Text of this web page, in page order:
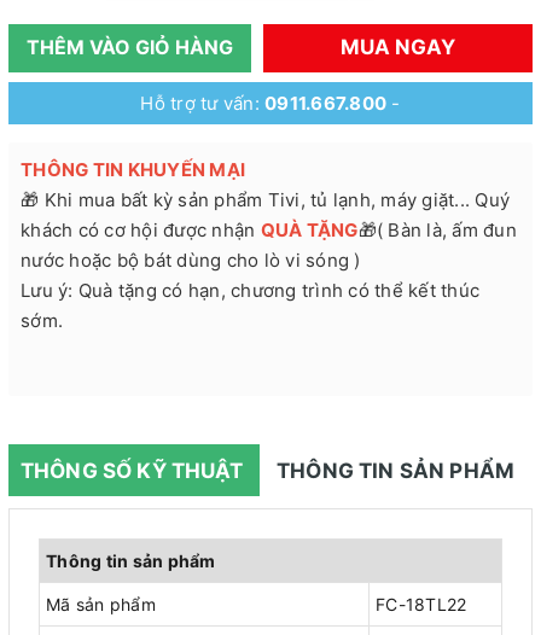
THÊM VÀO GIỎ HÀNG MUA NGAY
Hỗ trợ tư vấn:0911.667.800 -
THÔNG TIN KHUYẾN MẠI
🎁 Khi mua bất kỳ sản phẩm Tivi, tủ lạnh, máy giặt... Quý
khách có cơ hội được nhận QUÀ TẶNG🎁( Bàn là, ấm đun
nước hoặc bộ bát dùng cho lò vi sóng )
Lưu ý: Quà tặng có hạn, chương trình có thể kết thúc
sớm.
THÔNG SỐ KỸ THUẬT THÔNG TIN SẢN PHẨM
Thông tin sản phẩm
Mã sản phẩm FC-18TL22